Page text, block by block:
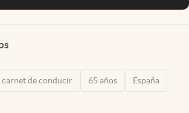
carnet de conducir 65 años España